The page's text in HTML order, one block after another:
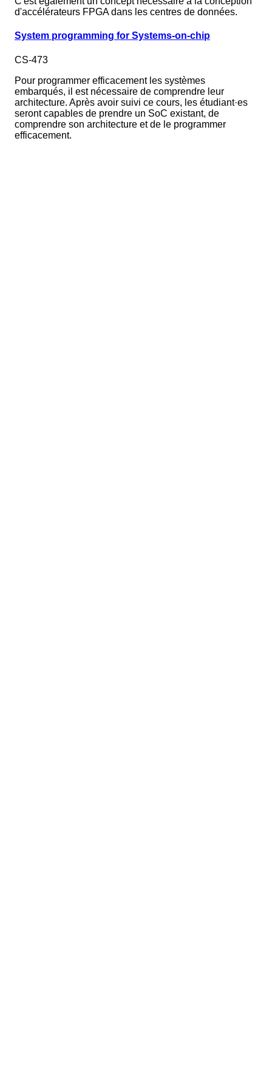
d'accélérateurs FPGA dans les centres de données.
System programming for Systems-on-chip
CS-473
Pour programmer efficacement les systèmes
embarqués, il est nécessaire de comprendre leur
architecture. Après avoir suivi ce cours, les étudiant·es
seront capables de prendre un SoC existant, de
comprendre son architecture et de le programmer
efficacement.